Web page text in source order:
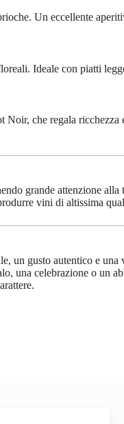
Un eccellente
Ideale con piatti
che regala ricchezza
grande attenzione alla
vini di altissima
un gusto autentico e
una celebrazione o un